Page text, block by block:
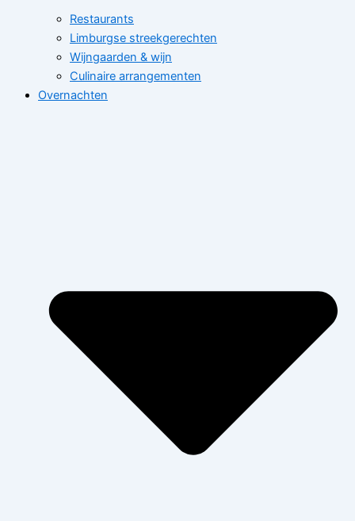
Restaurants
Limburgse streekgerechten
Wijngaarden & wijn
Culinaire arrangementen
Overnachten